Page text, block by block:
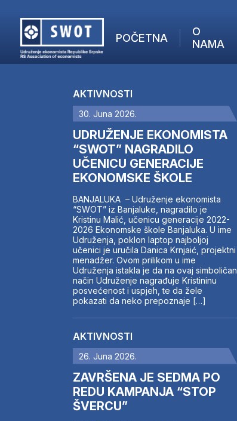
POČETNA
O
NAMA
AKTUELNO
ANALIZE
KOMPANIJE
FINANSIJE
IZ STRANIH MEDIJA
AKTIVNOSTI
SWOT INTERVJU
UČLANI SE
KONTAKT
AKTIVNOSTI
30. Juna 2026.
UDRUŽENJE EKONOMISTA
“SWOT” NAGRADILO
UČENICU GENERACIJE
EKONOMSKE ŠKOLE
BANJALUKA – Udruženje ekonomista
“SWOT” iz Banjaluke, nagradilo je
Kristinu Malić, učenicu generacije 2022-
2026 Ekonomske škole Banjaluka. U ime
Udruženja, poklon laptop najboljoj
učenici je uručila Danica Krnjaić, projektni
menadžer. Ovom prilikom u ime
Udruženja istakla je da na ovaj simboličan
način Udruženje nagrađuje Kristininu
posvećenost i uspjeh, te da žele
pokazati da neko prepoznaje […]
AKTIVNOSTI
26. Juna 2026.
ZAVRŠENA JE SEDMA PO
REDU KAMPANJA “STOP
ŠVERCU”